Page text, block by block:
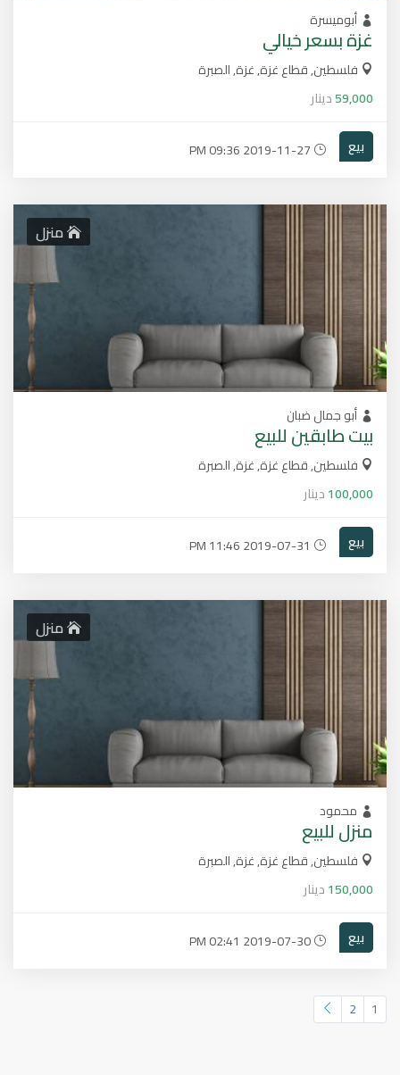
أبوميسرة
غزة بسعر خيالي
فلسطين, قطاع غزة, غزة, الصبرة
59,000دينار
بيع
منزل
أبو جمال ضبان
بيت طابقين للبيع
فلسطين, قطاع غزة, غزة, الصبرة
100,000دينار
بيع
منزل
محمود
منزل للبيع
فلسطين, قطاع غزة, غزة, الصبرة
150,000دينار
بيع
1
2